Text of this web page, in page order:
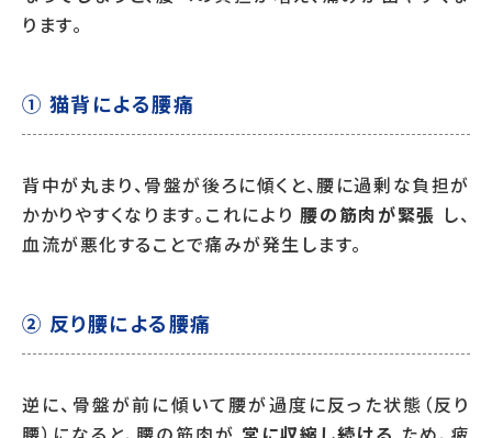
ります。
① 猫背による腰痛
背中が丸まり、骨盤が後ろに傾くと、腰に過剰な負担が
かかりやすくなります。これにより腰の筋肉が緊張 し、
血流が悪化することで痛みが発生します。
② 反り腰による腰痛
逆に、骨盤が前に傾いて腰が過度に反った状態（反り